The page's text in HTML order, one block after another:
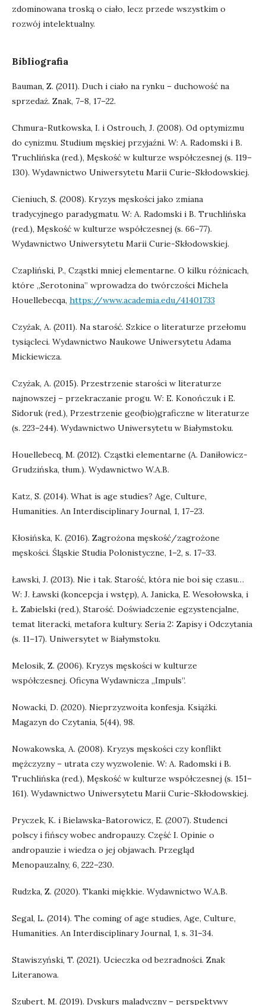
zdominowana troską o ciało, lecz przede wszystkim o
rozwój intelektualny.
Bibliografia
Bauman, Z. (2011). Duch i ciało na rynku – duchowość na
sprzedaż. Znak, 7–8, 17–22.
Chmura-Rutkowska, I. i Ostrouch, J. (2008). Od optymizmu
do cynizmu. Studium męskiej przyjaźni. W: A. Radomski i B.
Truchlińska (red.), Męskość w kulturze współczesnej (s. 119–
130). Wydawnictwo Uniwersytetu Marii Curie-Skłodowskiej.
Cieniuch, S. (2008). Kryzys męskości jako zmiana
tradycyjnego paradygmatu. W: A. Radomski i B. Truchlińska
(red.), Męskość w kulturze współczesnej (s. 66–77).
Wydawnictwo Uniwersytetu Marii Curie-Skłodowskiej.
Czapliński, P., Cząstki mniej elementarne. O kilku różnicach,
które „Serotonina” wprowadza do twórczości Michela
Houellebecqa, https://www.academia.edu/41401733
Czyżak, A. (2011). Na starość. Szkice o literaturze przełomu
tysiącleci. Wydawnictwo Naukowe Uniwersytetu Adama
Mickiewicza.
Czyżak, A. (2015). Przestrzenie starości w literaturze
najnowszej – przekraczanie progu. W: E. Konończuk i E.
Sidoruk (red.), Przestrzenie geo(bio)graficzne w literaturze
(s. 223–244). Wydawnictwo Uniwersytetu w Białymstoku.
Houellebecq, M. (2012). Cząstki elementarne (A. Daniłowicz-
Grudzińska, tłum.). Wydawnictwo W.A.B.
Katz, S. (2014). What is age studies? Age, Culture,
Humanities. An Interdisciplinary Journal, 1, 17–23.
Kłosińska, K. (2016). Zagrożona męskość/zagrożone
męskości. Śląskie Studia Polonistyczne, 1–2, s. 17–33.
Ławski, J. (2013). Nie i tak. Starość, która nie boi się czasu…
W: J. Ławski (koncepcja i wstęp), A. Janicka, E. Wesołowska, i
Ł. Zabielski (red.), Starość. Doświadczenie egzystencjalne,
temat literacki, metafora kultury. Seria 2: Zapisy i Odczytania
(s. 11–17). Uniwersytet w Białymstoku.
Melosik, Z. (2006). Kryzys męskości w kulturze
współczesnej. Oficyna Wydawnicza „Impuls”.
Nowacki, D. (2020). Nieprzyzwoita konfesja. Książki.
Magazyn do Czytania, 5(44), 98.
Nowakowska, A. (2008). Kryzys męskości czy konflikt
mężczyzny – utrata czy wyzwolenie. W: A. Radomski i B.
Truchlińska (red.), Męskość w kulturze współczesnej (s. 151–
161). Wydawnictwo Uniwersytetu Marii Curie-Skłodowskiej.
Pryczek, K. i Bielawska-Batorowicz, E. (2007). Studenci
polscy i fińscy wobec andropauzy. Część I. Opinie o
andropauzie i wiedza o jej objawach. Przegląd
Menopauzalny, 6, 222–230.
Rudzka, Z. (2020). Tkanki miękkie. Wydawnictwo W.A.B.
Segal, L. (2014). The coming of age studies, Age, Culture,
Humanities. An Interdisciplinary Journal, 1, s. 31–34.
Stawiszyński, T. (2021). Ucieczka od bezradności. Znak
Literanowa.
Szubert, M. (2019). Dyskurs maladyczny – perspektywy